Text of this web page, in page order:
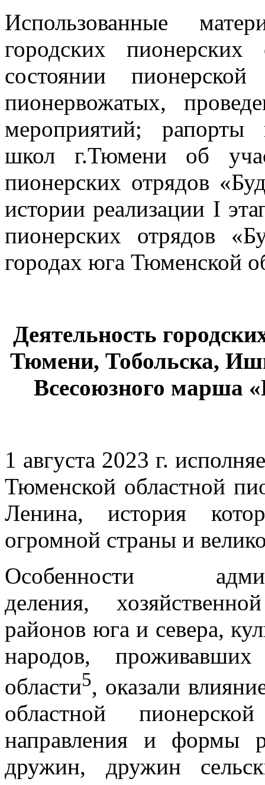
Использованные
городских
состоянии
пионервожатых,
мероприятий; рапорты
школ г.Тюмени об
пионерских отрядов
истории реализации I
пионерских отрядов
городах юга Тюменской
Деятельность
Тюмени, Тобольска,
Всесоюзного марша
1 августа 2023 г.
Тюменской областной
Ленина, история
огромной страны и
Особенности
деления,
районов юга и севера,
народов,
области5, оказали
областной
направления и формы
дружин, дружин